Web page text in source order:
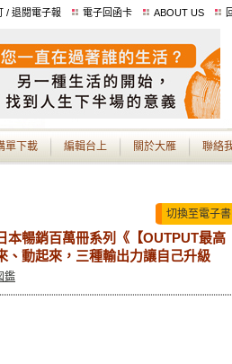
/ 退閱電子報 電子回函卡 ABOUT US
單下載 編輯台上 關於大雁 聯絡
切換至電子書
本暢銷百萬冊系列《【OUTPUT最高
、動起來，三種輸出力讓自己升級
鑑